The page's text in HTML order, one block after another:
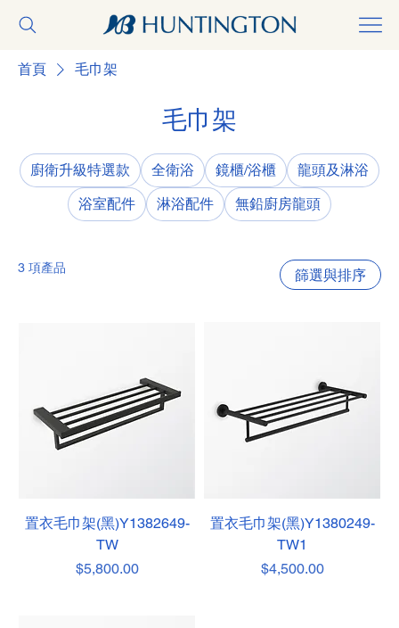
首頁 毛巾架
毛巾架
廚衛升級特選款 全衛浴 鏡櫃/浴櫃
龍頭及淋浴
浴室配件
淋浴配件 無鉛廚房龍頭
3 項產品 篩選與排序
置衣毛巾架(黑)Y1382649-
TW
價格
$5,800.00
置衣毛巾架(黑)Y1380249-
TW1
價格
$4,500.00